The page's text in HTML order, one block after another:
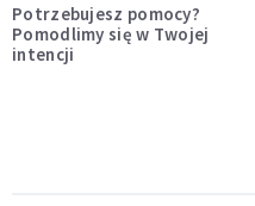
Potrzebujesz pomocy?
Pomodlimy się w Twojej
intencji